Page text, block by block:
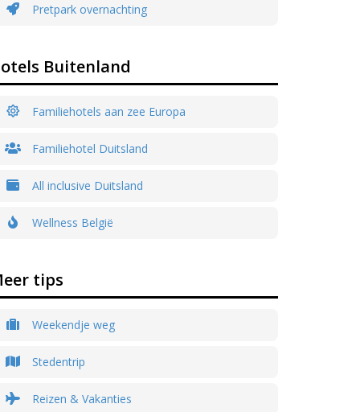
Pretpark overnachting
Buitenland
Familiehotels aan zee Europa
Familiehotel Duitsland
All inclusive Duitsland
Wellness België
tips
Weekendje weg
Stedentrip
Reizen & Vakanties